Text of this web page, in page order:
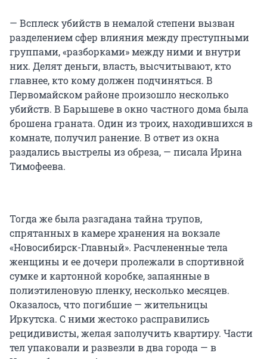
— Всплеск убийств в немалой степени вызван
разделением сфер влияния между преступными
группами, «разборками» между ними и внутри
них. Делят деньги, власть, высчитывают, кто
главнее, кто кому должен подчиняться. В
Первомайском районе произошло несколько
убийств. В Барышеве в окно частного дома была
брошена граната. Один из троих, находившихся в
комнате, получил ранение. В ответ из окна
раздались выстрелы из обреза, — писала Ирина
Тимофеева.
Тогда же была разгадана тайна трупов,
спрятанных в камере хранения на вокзале
«Новосибирск-Главный». Расчлененные тела
женщины и ее дочери пролежали в спортивной
сумке и картонной коробке, запаянные в
полиэтиленовую пленку, несколько месяцев.
Оказалось, что погибшие — жительницы
Иркутска. С ними жестоко расправились
рецидивисты, желая заполучить квартиру. Части
тел упаковали и развезли в два города — в